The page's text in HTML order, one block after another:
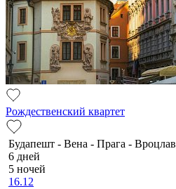
Рождественский квартет
Будапешт - Вена - Прага - Вроцлав
6 дней
5 ночей
16.12